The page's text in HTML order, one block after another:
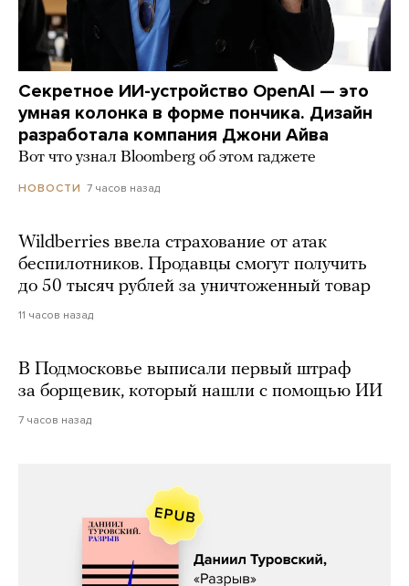
Секретное ИИ-устройство OpenAI — это
умная колонка в форме пончика. Дизайн
разработала компания Джони Айва
Вот что узнал Bloomberg об этом гаджете
НОВОСТИ 7 часов назад
Wildberries ввела страхование от атак
беспилотников. Продавцы смогут получить
до 50 тысяч рублей за уничтоженный товар
11 часов назад
В Подмосковье выписали первый штраф
за борщевик, который нашли с помощью ИИ
7 часов назад